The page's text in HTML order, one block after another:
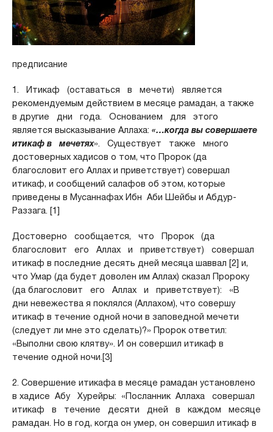
предписание
1. Итикаф (оставаться в мечети) является
рекомендуемым действием в месяце рамадан, а также
в другие дни года. Основанием для этого
является высказывание Аллаха: «…когда вы совершаете
итикаф в мечетях». Существует также много
достоверных хадисов о том, что Пророк (да
благословит его Аллах и приветствует) совершал
итикаф, и сообщений салафов об этом, которые
приведены в Мусаннафах Ибн Аби Шейбы и Абдур-
Раззага. [1]
Достоверно сообщается, что Пророк (да
благословит его Аллах и приветствует) совершал
итикаф в последние десять дней месяца шаввал [2] и,
что Умар (да будет доволен им Аллах) сказал Пророку
(да благословит его Аллах и приветствует): «В
дни невежества я поклялся (Аллахом), что совершу
итикаф в течение одной ночи в заповедной мечети
(следует ли мне это сделать)?» Пророк ответил:
«Выполни свою клятву». И он совершил итикаф в
течение одной ночи.[3]
2. Совершение итикафа в месяце рамадан установлено
в хадисе Абу Хурейры: «Посланник Аллаха совершал
итикаф в течение десяти дней в каждом месяце
рамадан. Но в год, когда он умер, он совершил итикаф в